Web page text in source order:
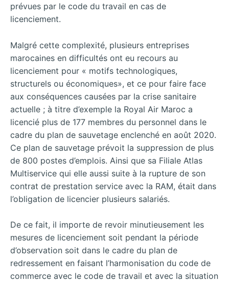
prévues par le code du travail en cas de
licenciement.
Malgré cette complexité, plusieurs entreprises
marocaines en difficultés ont eu recours au
licenciement pour « motifs technologiques,
structurels ou économiques», et ce pour faire face
aux conséquences causées par la crise sanitaire
actuelle ; à titre d’exemple la Royal Air Maroc a
licencié plus de 177 membres du personnel dans le
cadre du plan de sauvetage enclenché en août 2020.
Ce plan de sauvetage prévoit la suppression de plus
de 800 postes d’emplois. Ainsi que sa Filiale Atlas
Multiservice qui elle aussi suite à la rupture de son
contrat de prestation service avec la RAM, était dans
l’obligation de licencier plusieurs salariés.
De ce fait, il importe de revoir minutieusement les
mesures de licenciement soit pendant la période
d’observation soit dans le cadre du plan de
redressement en faisant l’harmonisation du code de
commerce avec le code de travail et avec la situation